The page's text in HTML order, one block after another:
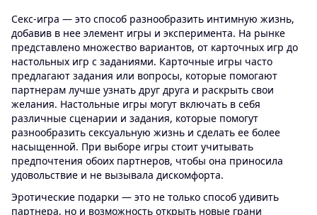
Секс-игра — это способ разнообразить интимную жизнь,
добавив в нее элемент игры и эксперимента. На рынке
представлено множество вариантов, от карточных игр до
настольных игр с заданиями. Карточные игры часто
предлагают задания или вопросы, которые помогают
партнерам лучше узнать друг друга и раскрыть свои
желания. Настольные игры могут включать в себя
различные сценарии и задания, которые помогут
разнообразить сексуальную жизнь и сделать ее более
насыщенной. При выборе игры стоит учитывать
предпочтения обоих партнеров, чтобы она приносила
удовольствие и не вызывала дискомфорта.
Эротические подарки — это не только способ удивить
партнера, но и возможность открыть новые грани